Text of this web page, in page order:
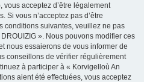
vous acceptez d’être légalement
Si vous n’acceptez pas d’être
conditions suivantes, veuillez ne pas
». Nous pouvons modifier ces
nous essaierons de vous informer de
conseillons de vérifier régulièrement
à participer à « Korvigelloù An
aient été effectuées, vous acceptez